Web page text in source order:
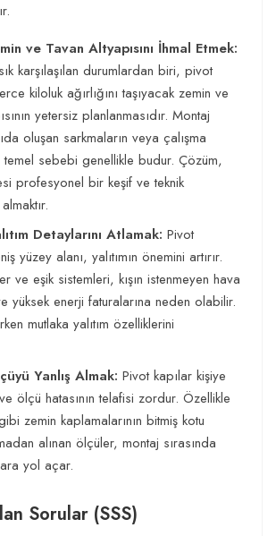
ve Tavan Altyapısını İhmal Etmek:
karşılaşılan durumlardan biri, pivot
kiloluk ağırlığını taşıyacak zemin ve
yetersiz planlanmasıdır. Montaj
oluşan sarkmaların veya çalışma
temel sebebi genellikle budur. Çözüm,
profesyonel bir keşif ve teknik
Detaylarını Atlamak: Pivot
yüzey alanı, yalıtımın önemini artırır.
ve eşik sistemleri, kışın istenmeyen hava
yüksek enerji faturalarına neden olabilir.
mutlaka yalıtım özelliklerini
Yanlış Almak: Pivot kapılar kişiye
ölçü hatasının telafisi zordur. Özellikle
zemin kaplamalarının bitmiş kotu
alınan ölçüler, montaj sırasında
yol açar.
Sorular (SSS)